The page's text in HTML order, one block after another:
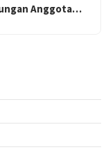
Anggota…